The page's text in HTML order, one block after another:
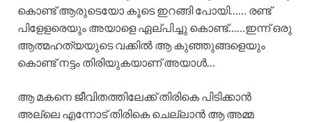
കൊണ്ട് ആരുടെയോ കൂടെ ഇറങ്ങി പോയി…… രണ്ട്
പിളേളരെയും അയാളെ ഏല്പിച്ചു കൊണ്ട്……ഇന്ന് ഒരു
ആത്മഹത്യയുടെ വക്കിൽ ആ കുഞ്ഞുങ്ങളെയും
കൊണ്ട് നട്ടം തിരിയുകയാണ് അയാൾ…
ആ മകനെ ജീവിതത്തിലേക്ക് തിരികെ പിടിക്കാൻ
അല്ലെ എന്നോട് തിരികെ ചെല്ലാൻ ആ അമ്മ